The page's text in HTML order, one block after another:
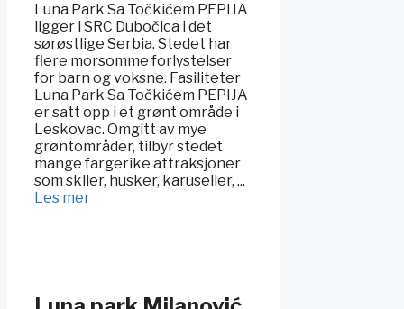
Luna Park Sa Točkićem PEPIJA
ligger i SRC Dubočica i det
sørøstlige Serbia. Stedet har
flere morsomme forlystelser
for barn og voksne. Fasiliteter
Luna Park Sa Točkićem PEPIJA
er satt opp i et grønt område i
Leskovac. Omgitt av mye
grøntområder, tilbyr stedet
mange fargerike attraksjoner
som sklier, husker, karuseller, ...
Les mer